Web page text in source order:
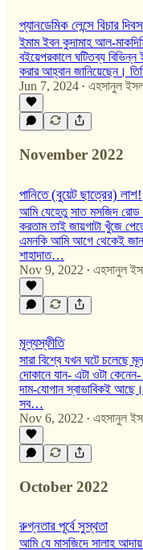
প্যানডেমিক লেন্সে বিচার দিবস
ইমাম ইবন কুদামাহ আল-
বইয়েপরকালে ঘটিতব্য বিভিন্ন
করার আহ্বান জানিয়েছেন।
Jun 7, 2024 • এহসানুল
November 2022
পানিতে (বুয়েট ছাত্রের) লাশ!
আমি যেহেতু সাত মসজিদ রোড
করতাম তাই জায়গাটা খুঁজে
এমনকি আমি আগে থেকেই
শাহাদাত…
Nov 9, 2022 • এহসানুল
মূল্যস্ফীতি
সারা বিশ্বে যখন ঘটে চলেছে
দোকানে যান- এটা ওটা
দাম-যোগান স্বাভাবিকই
সব…
Nov 6, 2022 • এহসানুল
October 2022
রুগ্নতার পূর্বে সুস্থতা
আমি যে মাসজিদে সালাহ